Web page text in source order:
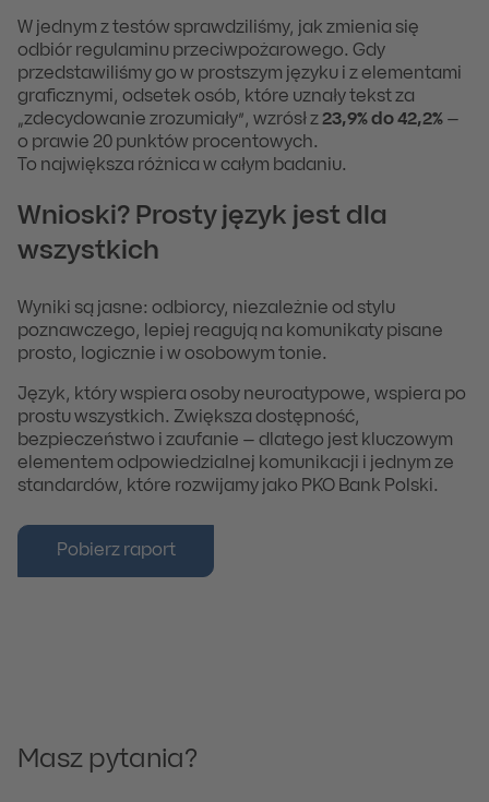
W jednym z testów sprawdziliśmy, jak zmienia się
odbiór regulaminu przeciwpożarowego. Gdy
przedstawiliśmy go w prostszym języku i z elementami
graficznymi, odsetek osób, które uznały tekst za
„zdecydowanie zrozumiały”, wzrósł z 23,9% do 42,2% –
o prawie 20 punktów procentowych.
To największa różnica w całym badaniu.
Wnioski? Prosty język jest dla
wszystkich
Wyniki są jasne: odbiorcy, niezależnie od stylu
poznawczego, lepiej reagują na komunikaty pisane
prosto, logicznie i w osobowym tonie.
Język, który wspiera osoby neuroatypowe, wspiera po
prostu wszystkich. Zwiększa dostępność,
bezpieczeństwo i zaufanie – dlatego jest kluczowym
elementem odpowiedzialnej komunikacji i jednym ze
standardów, które rozwijamy jako PKO Bank Polski.
Pobierz raport
Masz pytania?